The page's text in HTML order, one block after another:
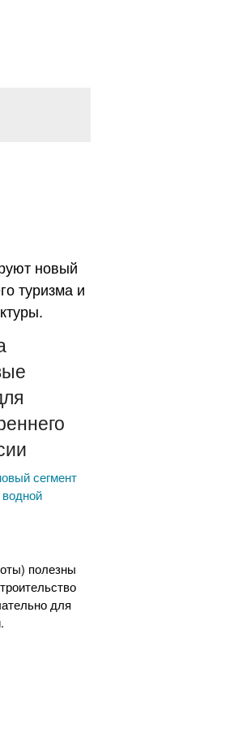
сегмент
водной
полезны
для